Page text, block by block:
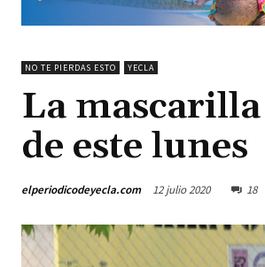
NO TE PIERDAS ESTO YECLA
La
de este lunes
elperiodicodeyecla.com 12 julio 2020 18